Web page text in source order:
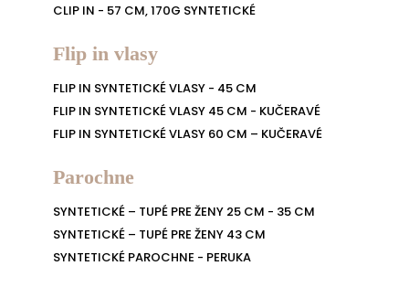
CLIP IN - 57 CM, 170G SYNTETICKÉ
Flip in vlasy
FLIP IN SYNTETICKÉ VLASY - 45 CM
FLIP IN SYNTETICKÉ VLASY 45 CM - KUČERAVÉ
FLIP IN SYNTETICKÉ VLASY 60 CM – KUČERAVÉ
Parochne
SYNTETICKÉ – TUPÉ PRE ŽENY 25 CM - 35 CM
SYNTETICKÉ – TUPÉ PRE ŽENY 43 CM
SYNTETICKÉ PAROCHNE - PERUKA